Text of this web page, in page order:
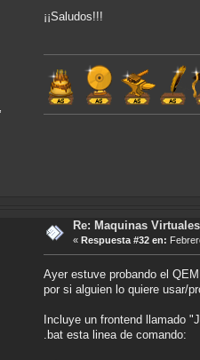
¡¡Saludos!!!
Re: Maquinas Virtuales
« Respuesta #32 en:
Ayer estuve probando el
por si alguien lo quiere usar/
Incluye un frontend llamado
.bat esta linea de comando: